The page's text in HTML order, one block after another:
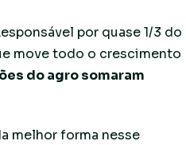
por quase 1/3 do
move todo o crescimento
do agro somaram
melhor forma nesse